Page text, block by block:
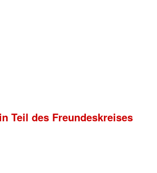
Teil des Freundeskreises